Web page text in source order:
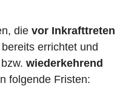
die vor Inkrafttreten
errichtet und
wiederkehrend
folgende Fristen: